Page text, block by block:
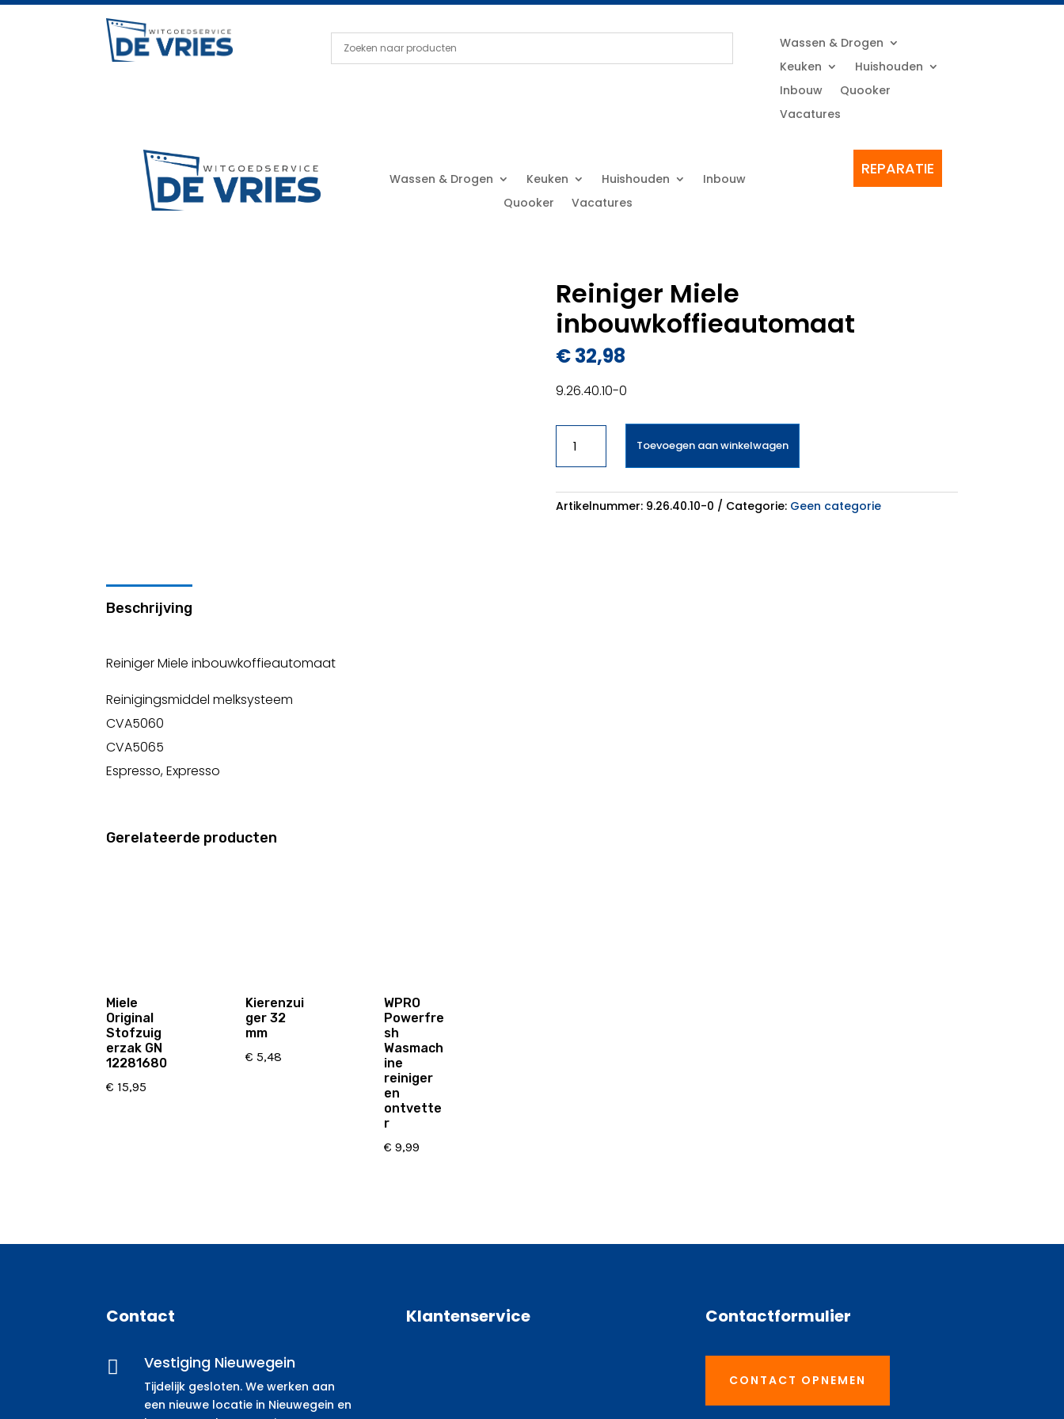
Wassen & Drogen
Keuken
Huishouden
Inbouw
Quooker
Vacatures
Wassen & Drogen Keuken Huishouden
Inbouw
Quooker
Vacatures
REPARATIE
Reiniger Miele
inbouwkoffieautomaat
€32,98
9.26.40.10-0
Miele
inbouwkoffieautomaat
aantal
Toevoegen aan winkelwagen
Artikelnummer: 9.26.40.10-0 Categorie: Geen categorie
Beschrijving
Reiniger Miele inbouwkoffieautomaat
Reinigingsmiddel melksysteem
CVA5060
CVA5065
Espresso, Expresso
Gerelateerde producten
Miele
Original
Stofzuig
erzak GN
12281680
€ 15,95
Kierenzui
ger 32
mm
€ 5,48
WPRO
Powerfre
sh
Wasmach
ine
reiniger
en
ontvette
r
€ 9,99
Contact
 Vestiging Nieuwegein
Tijdelijk gesloten. We werken aan
een nieuwe locatie in Nieuwegein en
Klantenservice Contactformulier
CONTACT OPNEMEN